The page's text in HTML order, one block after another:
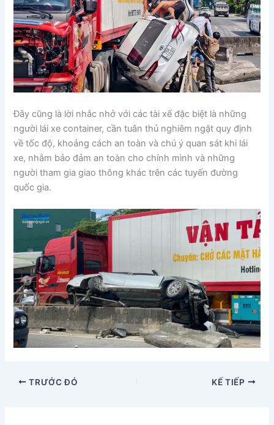
Đây cũng là lời nhắc nhở với các tài xế đặc biệt là những
người lái xe container, cần tuân thủ nghiêm ngặt quy định
về tốc độ, khoảng cách an toàn và chú ý quan sát khi lái
xe, nhằm bảo đảm an toàn cho chính mình và những
người tham gia giao thông khác trên các tuyến đường
quốc gia.
TRƯỚC ĐÓ KẾ TIẾP